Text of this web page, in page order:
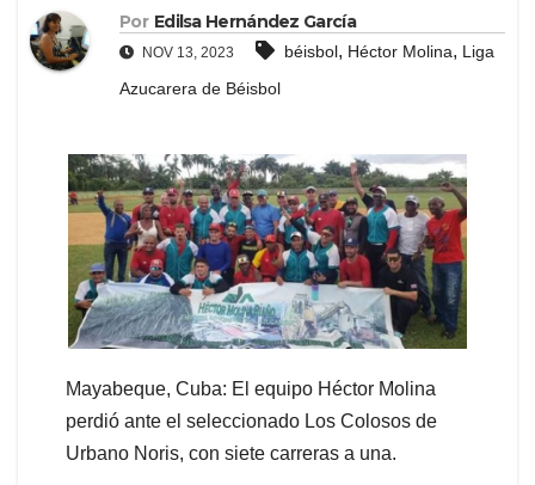
Por Edilsa Hernández García
NOV 13, 2023 béisbol, Héctor Molina, Liga
Azucarera de Béisbol
Mayabeque, Cuba: El equipo Héctor Molina
perdió ante el seleccionado Los Colosos de
Urbano Noris, con siete carreras a una.